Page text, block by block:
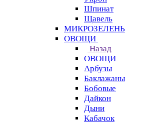
Шпинат
Щавель
МИКРОЗЕЛЕНЬ
ОВОЩИ
Назад
ОВОЩИ
Арбузы
Баклажаны
Бобовые
Дайкон
Дыни
Кабачок